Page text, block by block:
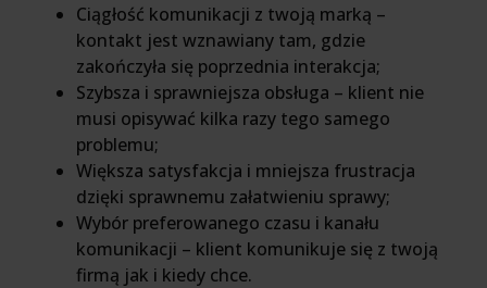
Ciągłość komunikacji z twoją marką –
kontakt jest wznawiany tam, gdzie
zakończyła się poprzednia interakcja;
Szybsza i sprawniejsza obsługa – klient nie
musi opisywać kilka razy tego samego
problemu;
Większa satysfakcja i mniejsza frustracja
dzięki sprawnemu załatwieniu sprawy;
Wybór preferowanego czasu i kanału
komunikacji – klient komunikuje się z twoją
firmą jak i kiedy chce.